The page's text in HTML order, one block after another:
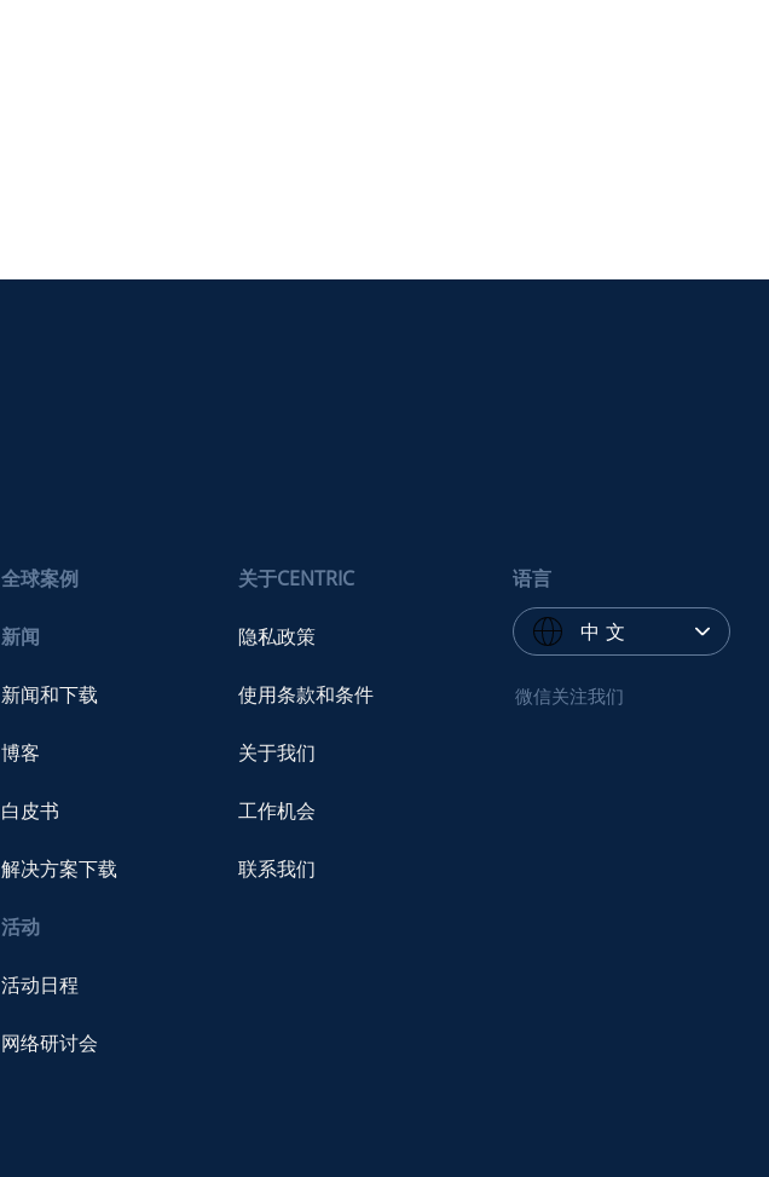
全球案例
新闻
新闻和下载
博客
白皮书
解决方案下载
活动
活动日程
网络研讨会
关于CENTRIC
隐私政策
使用条款和条件
关于我们
工作机会
联系我们
语言
中 文
微信关注我们